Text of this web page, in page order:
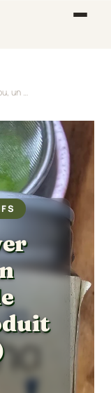
Test cultiver Gokou, un matcha de Teisuto (Produit terminé)